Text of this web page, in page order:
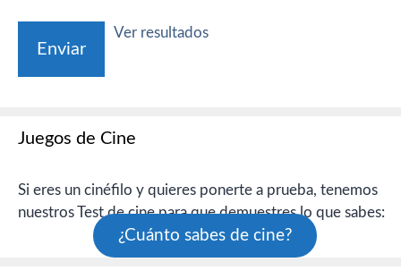
Ver resultados
Juegos de Cine
Si eres un cinéfilo y quieres ponerte a prueba, tenemos
nuestros Test de cine para que demuestres lo que sabes:
¿Cuánto sabes de cine?